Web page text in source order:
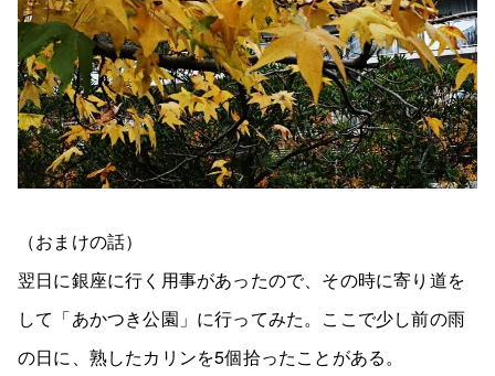
（おまけの話）
翌日に銀座に行く用事があったので、その時に寄り道を
して「あかつき公園」に行ってみた。ここで少し前の雨
の日に、熟したカリンを5個拾ったことがある。